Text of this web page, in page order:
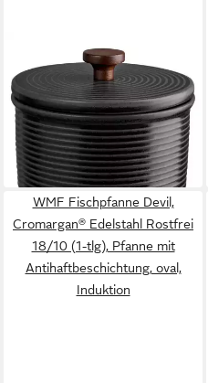
ASA SELECTION
Vorratsdose mit Deckel
KITCHEN'ART, Schwarz, Ø
13,5 x H 10 cm
28,49 €
in 2-3 Werktagen bei dir
WMF Fischpfanne Devil,
Cromargan® Edelstahl Rostfrei
18/10 (1-tlg), Pfanne mit
Antihaftbeschichtung, oval,
Induktion